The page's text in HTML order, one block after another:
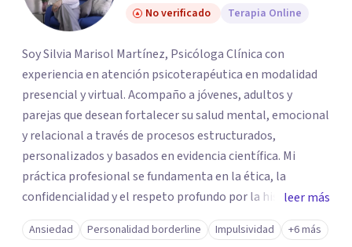
No verificado Terapia Online
Soy Silvia Marisol Martínez, Psicóloga Clínica con
experiencia en atención psicoterapéutica en modalidad
presencial y virtual. Acompaño a jóvenes, adultos y
parejas que desean fortalecer su salud mental, emocional
y relacional a través de procesos estructurados,
personalizados y basados en evidencia científica. Mi
práctica profesional se fundamenta en la ética, la
confidencialidad y el respeto profundo por la historia
individual de cada paciente. Concibo la terapia como un
espacio seguro de reflexión, autoconocimiento y
leer más
Ansiedad Personalidad borderline Impulsividad +6 más